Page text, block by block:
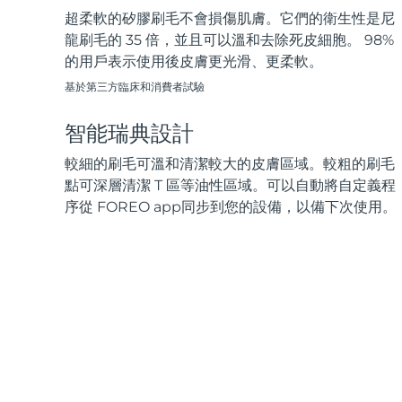
超柔軟的矽膠刷毛不會損傷肌膚。它們的衛生性是尼
龍刷毛的 35 倍，並且可以溫和去除死皮細胞。 98%
的用戶表示使用後皮膚更光滑、更柔軟。
基於第三方臨床和消費者試驗
智能瑞典設計
較細的刷毛可溫和清潔較大的皮膚區域。較粗的刷毛
點可深層清潔 T 區等油性區域。可以自動將自定義程
序從 FOREO app同步到您的設備，以備下次使用。